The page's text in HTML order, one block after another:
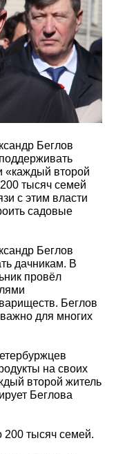
Беглов
«каждый второй
тысяч семей
с этим власти
садовые
Беглов
дачникам. В
провёл
Беглов
для многих
на своих
второй житель
Беглова
тысяч семей.